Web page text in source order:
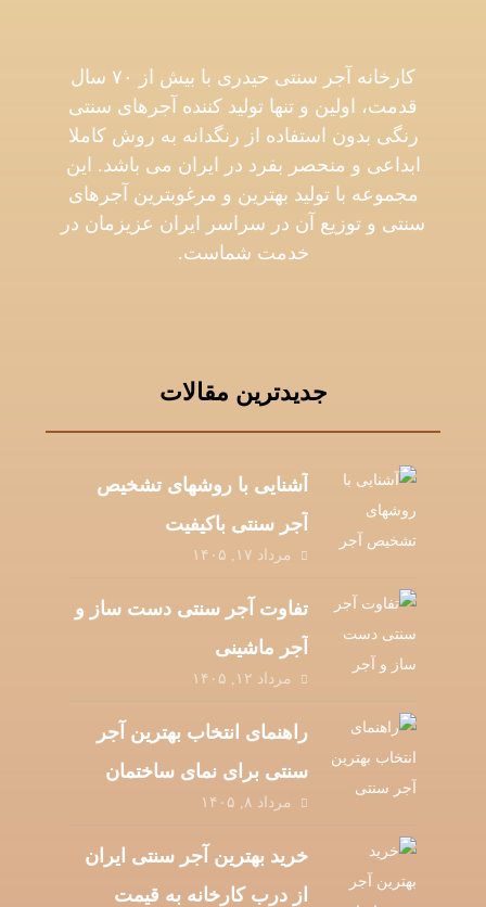
کارخانه آجر سنتی حیدری با بیش از ۷۰ سال
قدمت، اولین و تنها تولید کننده آجرهای سنتی
رنگی بدون استفاده از رنگدانه به روش کاملا
ابداعی و منحصر بفرد در ایران می باشد. این
مجموعه با تولید بهترین و مرغوبترین آجرهای
سنتی و توزیع آن در سراسر ایران عزیزمان در
خدمت شماست.
جدیدترین مقالات
آشنایی با روشهای تشخیص
آجر سنتی باکیفیت
مرداد ۱۷, ۱۴۰۵
تفاوت آجر سنتی دست‌ ساز و
آجر ماشینی
مرداد ۱۲, ۱۴۰۵
راهنمای انتخاب بهترین آجر
سنتی برای نمای ساختمان
مرداد ۸, ۱۴۰۵
خرید بهترین آجر سنتی ایران
از درب کارخانه به قیمت